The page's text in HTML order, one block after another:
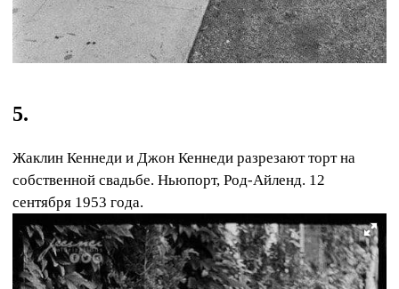
5.
Жаклин Кеннеди и Джон Кеннеди разрезают торт на
собственной свадьбе. Ньюпорт, Род-Айленд. 12
сентября 1953 года.